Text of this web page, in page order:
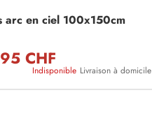
arc en ciel 100x150cm
CHF
Indisponible Livraison à domicile